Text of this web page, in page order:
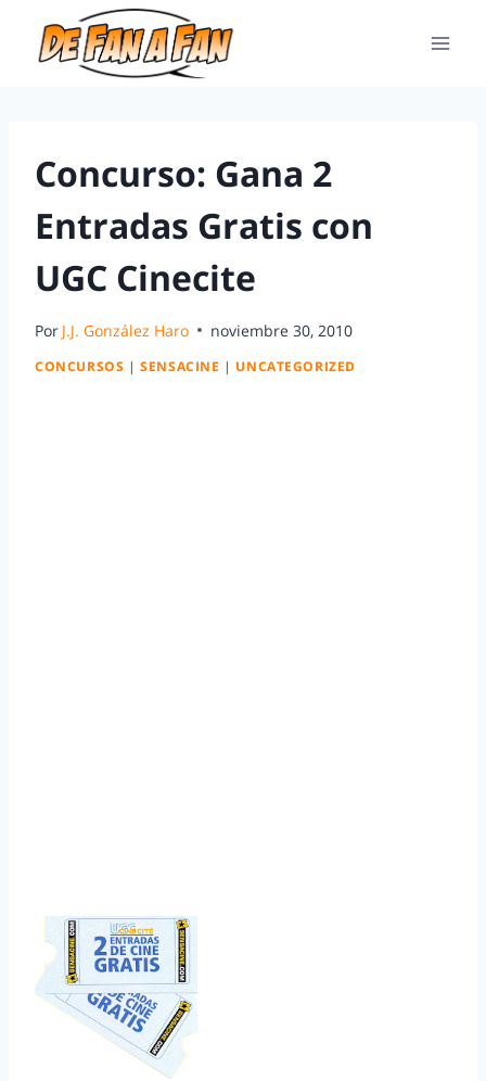
Concurso: Gana 2
Entradas Gratis con
UGC Cinecite
Por J.J. González Haro noviembre 30, 2010
CONCURSOS |SENSACINE | UNCATEGORIZED